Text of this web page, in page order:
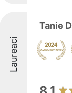
Laureaci
Tanie